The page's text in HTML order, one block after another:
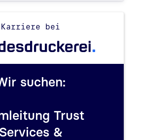
Karriere bei
suchen:
Trust
Services &